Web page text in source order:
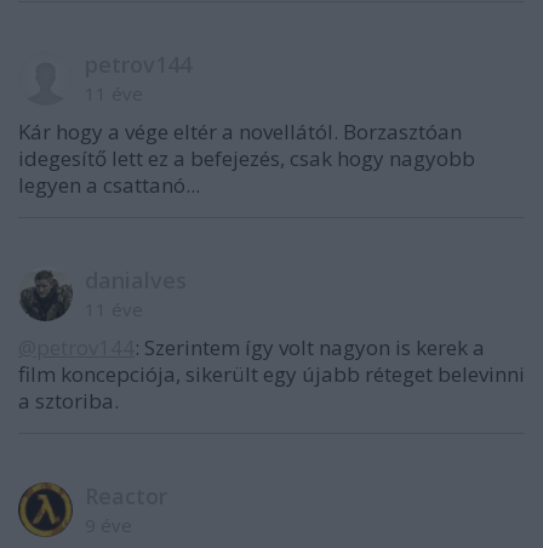
Kár hogy a vége eltér a novellától. Borzasztóan
idegesítő lett ez a befejezés, csak hogy nagyobb
legyen a csattanó...
: Szerintem így volt nagyon is kerek a
film koncepciója, sikerült egy újabb réteget belevinni
a sztoriba.